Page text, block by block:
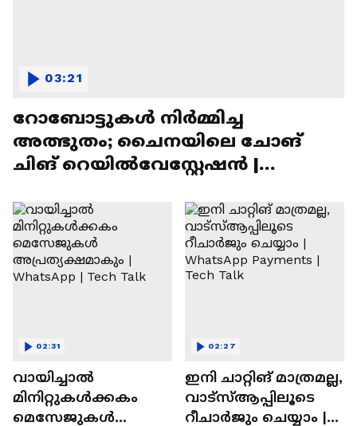
റോബോട്ടുകൾ നിർമ്മിച്ച
അത്ഭുതം; ചൈനയിലെ ചോങ്
ചിങ് റെയിൽവേസ്റ്റേഷൻ |
03:21
വായിച്ചാൽ
മിനിറ്റുകൾക്കകം
മെസേജുകള്‍
02:31
ഇനി ചാറ്റിങ് മാത്രമല്ല,
വാട്‌സ്‌ആപ്പിലൂടെ
റീചാർജും ചെയ്യാം |
02:27